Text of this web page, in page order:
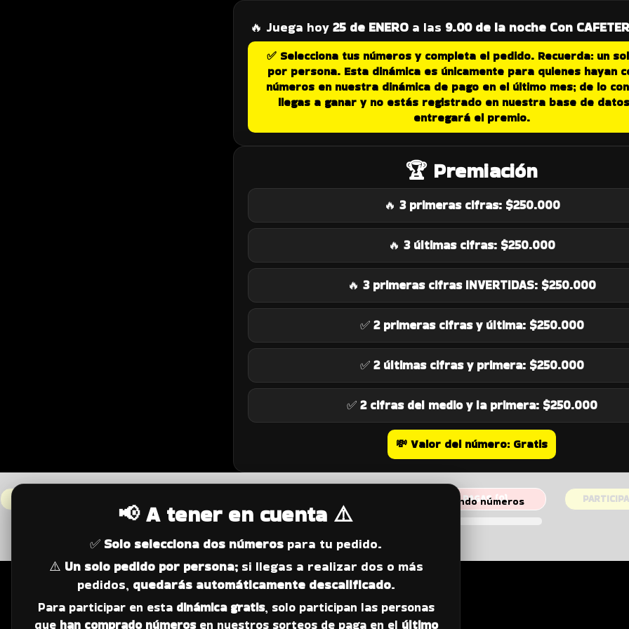
🔥 Juega hoy 25 de ENEROa las 9.00 de la noche Con
✅ Selecciona tus números y completa el pedido. Recuerda: un
por persona.Esta dinámica es únicamente para quienes hayan
números en nuestra dinámica de pago en el último mes; de lo
llegas a ganar y no estás registrado en nuestra base de
entregará el premio.
🏆 Premiación
🔥 3 primeras cifras: $250.000
🔥 3 últimas cifras: $250.000
🔥 3 primeras cifras INVERTIDAS: $250.000
✅ 2 primeras cifras y última: $250.000
✅ 2 últimas cifras y primera: $250.000
✅ 2 cifras del medio y la primera: $250.000
💸 Valor del número: Gratis
📢 A tener en cuenta ⚠️
✅ Solo selecciona dos números para tu pedido.
⚠️ Un solo pedido por persona;si llegas a realizar dos o más
pedidos, quedarás automáticamente descalificado.
Para participar en esta dinámica gratis, solo participan las personas
que han comprado númerosen nuestros sorteos de paga en el último
Carregando números
PAGAS (0)